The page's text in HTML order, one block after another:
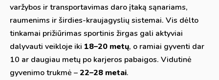
varžybos ir transportavimas daro įtaką sąnariams,
raumenims ir širdies-kraujagyslių sistemai. Vis dėlto
tinkamai prižiūrimas sportinis žirgas gali aktyviai
dalyvauti veikloje iki 18–20 metų, o ramiai gyventi dar
10 ar daugiau metų po karjeros pabaigos. Vidutinė
gyvenimo trukmė –22–28 metai.